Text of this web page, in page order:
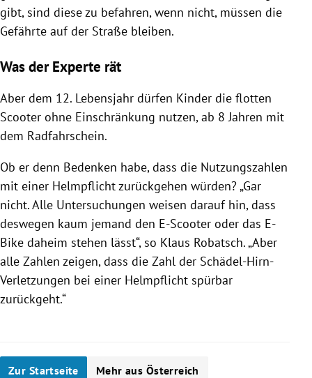
gibt, sind diese zu befahren, wenn nicht, müssen die
Gefährte auf der Straße bleiben.
Was der Experte rät
Aber dem 12. Lebensjahr dürfen Kinder die flotten
Scooter ohne Einschränkung nutzen, ab 8 Jahren mit
dem Radfahrschein.
Ob er denn Bedenken habe, dass die Nutzungszahlen
mit einer Helmpflicht zurückgehen würden? „Gar
nicht. Alle Untersuchungen weisen darauf hin, dass
deswegen kaum jemand den E-Scooter oder das E-
Bike daheim stehen lässt“, so Klaus Robatsch. „Aber
alle Zahlen zeigen, dass die Zahl der Schädel-Hirn-
Verletzungen bei einer Helmpflicht spürbar
zurückgeht.“
Zur Startseite Mehr aus Österreich